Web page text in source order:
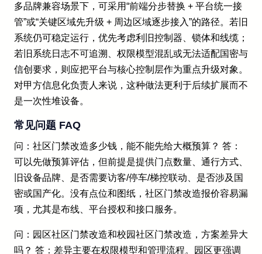
多品牌兼容场景下，可采用“前端分步替换 + 平台统一接
管”或“关键区域先升级 + 周边区域逐步接入”的路径。若旧
系统仍可稳定运行，优先考虑利旧控制器、锁体和线缆；
若旧系统日志不可追溯、权限模型混乱或无法适配国密与
信创要求，则应把平台与核心控制层作为重点升级对象。
对甲方信息化负责人来说，这种做法更利于后续扩展而不
是一次性堆设备。
常见问题 FAQ
问：社区门禁改造多少钱，能不能先给大概预算？ 答：
可以先做预算评估，但前提是提供门点数量、通行方式、
旧设备品牌、是否需要访客/停车/梯控联动、是否涉及国
密或国产化。没有点位和图纸，社区门禁改造报价容易漏
项，尤其是布线、平台授权和接口服务。
问：园区社区门禁改造和校园社区门禁改造，方案差异大
吗？ 答：差异主要在权限模型和管理流程。园区更强调